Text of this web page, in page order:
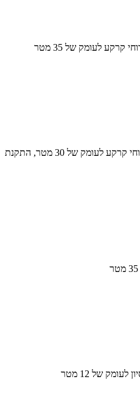
שמעון רייך פינת וייצמן - נהריה, קידוחי קרקע לעומק של 30 מטר, התקנת